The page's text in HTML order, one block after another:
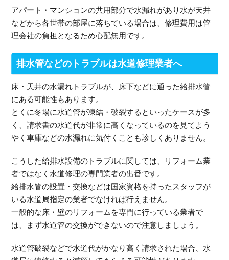
アパート・マンションの共用部分で水漏れがあり水が天井
などから各世帯の部屋に落ちている場合は、修理費用は管
理会社の負担となるため心配無用です。
排水管などのトラブルは水道修理業者へ
床・天井の水漏れトラブルが、床下などに通った給排水管
にある可能性もあります。
とくに冬場に水道管が凍結・破裂するといったケースが多
く、請求書の水道代が非常に高くなっているのを見てよう
やく車庫などの水漏れに気付くことも珍しくありません。
こうした給排水設備のトラブルに関しては、リフォーム業
者ではなく水道修理の専門業者の出番です。
給排水管の設置・交換などは国家資格を持ったスタッフが
いる水道局指定の業者でなければ行えません。
一般的な床・壁のリフォームを専門に行っている業者で
は、まず水道管の交換ができないので注意しましょう。
水道管破裂などで水道代がかなり高く請求された場合、水